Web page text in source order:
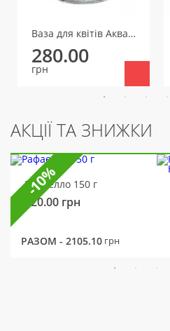
Ваза для квітів Акваріум, маленька
280.00
грн
АКЦІЇ ТА ЗНИЖКИ
Рафаелло 150 г
320.00 грн
РАЗОМ - 2105.10 грн
-10%